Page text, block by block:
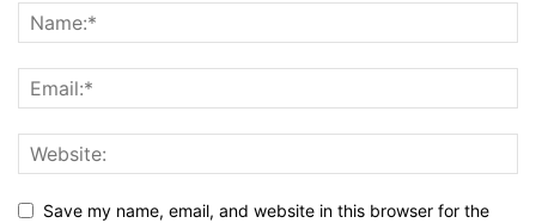
Save my name, email, and website in this browser for the